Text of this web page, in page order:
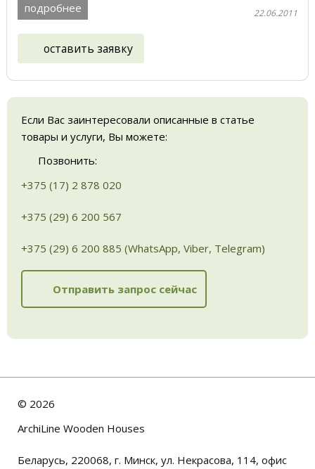
подробнее 22.06.2011
оставить заявку
Если Вас заинтересовали описанные в статье
товары и услуги, Вы можете:
Позвонить:
+375 (17) 2 878 020
+375 (29) 6 200 567
+375 (29) 6 200 885 (WhatsApp, Viber, Telegram)
Отправить запрос сейчас
© 2026
ArchiLine Wooden Houses
Беларусь, 220068, г. Минск, ул. Некрасова, 114, офис